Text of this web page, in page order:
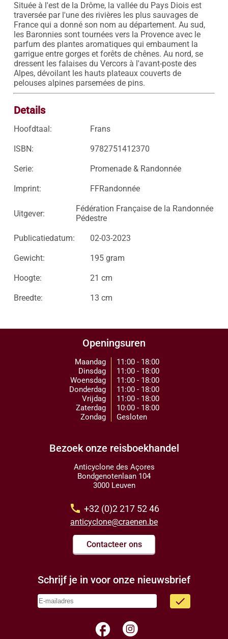
Située à l'est de la Drôme, la vallée du Pays Diois est
traversée par l'une des rivières les plus sauvages de
France qui a donné son nom au département. Au sud,
les Baronnies sont tournées vers la Provence avec le
parfum des plantes aromatiques qui embaument la
garrigue entre gorges et forêts de chênes. Au nord, se
dressent les falaises du Vercors à l'avant-poste des
Alpes, dévoilant les hauts plateaux couverts de
pelouses alpines parsemées de pins.
Details
Hoofdtaal: Frans
ISBN: 9782751412370
Serie: Promenade & Randonnée
Imprint: FFRandonnée
Uitgever:
Fédération Française de la Randonnée
Pédestre
Publicatiedatum: 02-03-2023
Gewicht: 195 gram
Hoogte: 21 cm
Breedte: 13 cm
Openingsuren
Maandag
Dinsdag
Woensdag
Donderdag
Vrijdag
Zaterdag
Zondag
11:00 - 18:00
11:00 - 18:00
11:00 - 18:00
11:00 - 18:00
11:00 - 18:00
10:00 - 18:00
Gesloten
Bezoek onze reisboekhandel
Anticyclone des Açores
Bondgenotenlaan 104
3000 Leuven
call +32 (0)2 217 52 46
anticyclone@craenen.be
Contacteer ons
Schrijf je in voor onze nieuwsbrief
done
facebook